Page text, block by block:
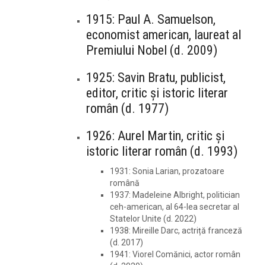
1915: Paul A. Samuelson,
economist american, laureat al
Premiului Nobel (d. 2009)
1925: Savin Bratu, publicist,
editor, critic și istoric literar
român (d. 1977)
1926: Aurel Martin, critic și
istoric literar român (d. 1993)
1931: Sonia Larian, prozatoare
română
1937: Madeleine Albright, politician
ceh-american, al 64-lea secretar al
Statelor Unite (d. 2022)
1938: Mireille Darc, actriță franceză
(d. 2017)
1941: Viorel Comănici, actor român